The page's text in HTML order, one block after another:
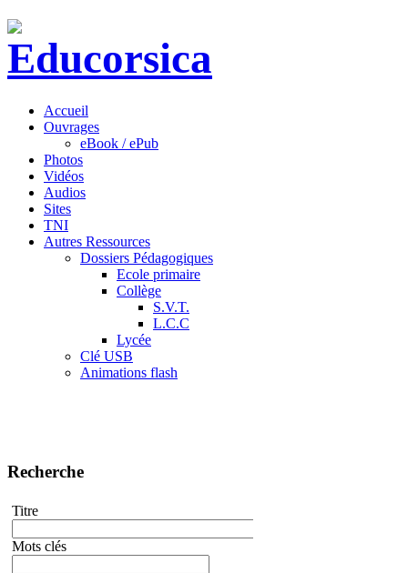
Accueil
Ouvrages
eBook / ePub
Photos
Vidéos
Audios
Sites
TNI
Autres Ressources
Dossiers Pédagogiques
Ecole primaire
Collège
S.V.T.
L.C.C
Lycée
Clé USB
Animations flash
Recherche
Titre
Mots clés